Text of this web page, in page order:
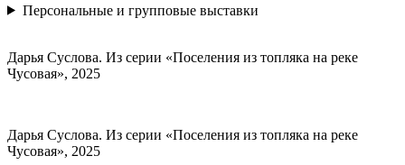
Персональные и групповые выставки
Дарья Суслова. Из серии «Поселения из топляка на реке
Чусовая», 2025
Дарья Суслова. Из серии «Поселения из топляка на реке
Чусовая», 2025